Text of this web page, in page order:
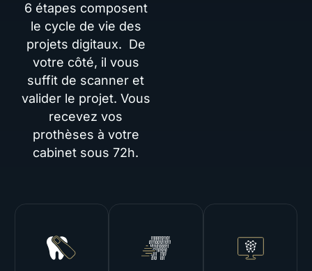
6 étapes composent
le cycle de vie des
projets digitaux. De
votre côté, il vous
suffit de scanner et
valider le projet. Vous
recevez vos
prothèses à votre
cabinet sous 72h.